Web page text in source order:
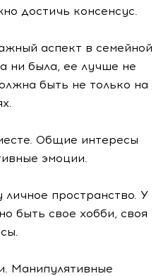
достичь консенсус.
аспект в семейной
ни была, ее лучше не
быть не только на
Общие интересы
эмоции.
пространство. У
быть свое хобби, своя
Манипулятивные